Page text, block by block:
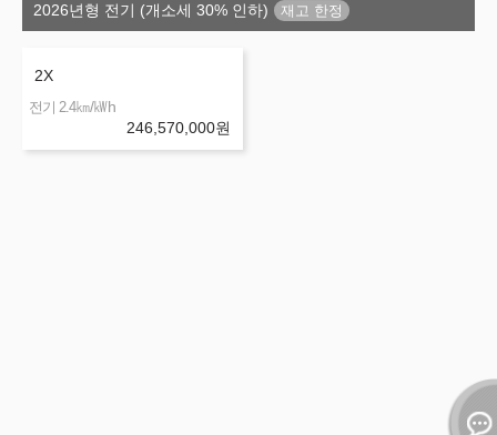
2026년형 전기 (개소세 30% 인하)
2X
전기 2.4㎞/㎾h
246,570,000원